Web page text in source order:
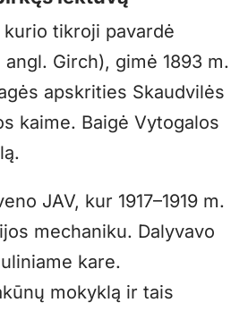
tikroji pavardė
Girch), gimė 1893 m.
apskrities Skaudvilės
kaime. Baigė Vytogalos
JAV, kur 1917–1919 m.
mechaniku. Dalyvavo
kare.
mokyklą ir tais